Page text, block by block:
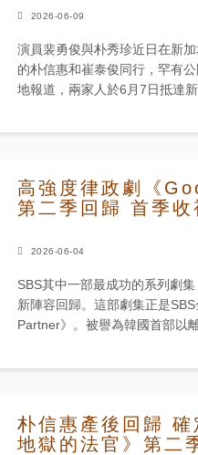
2026-06-09
演員裴勇俊與朴秀珍近日在新
的朴信惠和崔泰俊同行，罕有公開
地報道，兩家人於6月7日抵達
同時緊盯孩子動向。他...
高強度律政劇《
第二季回歸 首季收
2026-06-04
SBS其中一部最成功的系列劇
新陣容回歸。這部劇集正是
Partner》。被譽為韓國首部以
面拍攝，目標...
朴信惠產後回歸 確
地獄的法官》第二